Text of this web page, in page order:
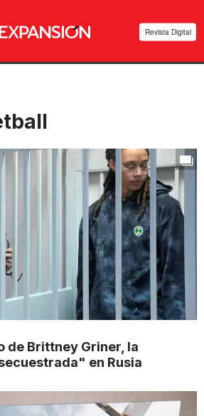
Revista Digital
de Brittney Griner, la
en Rusia